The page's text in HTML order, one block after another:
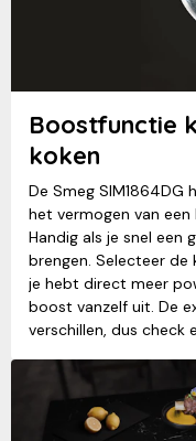
Boostfunctie
koken
De Smeg
het vermogen van
Handig als je snel een
brengen. Selecteer
je hebt direct meer
boost vanzelf uit. De
verschillen, dus check